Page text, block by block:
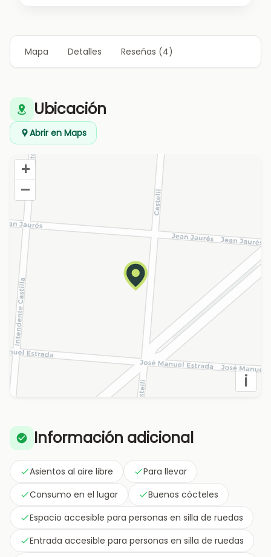
Mapa Detalles Reseñas (4)
Ubicación
Abrir en Maps
+
–
i
Información adicional
Asientos al aire libre
Para llevar
Consumo en el lugar
Buenos cócteles
Espacio accesible para personas en silla de ruedas
Entrada accesible para personas en silla de ruedas